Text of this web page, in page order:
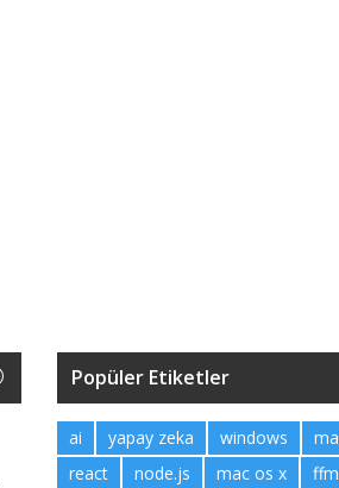
Popüler Etiketler
ai yapay zeka windows
react
node.js mac os x